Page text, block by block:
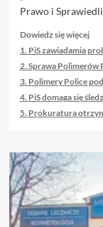
Prawo i
Dowiedz się więcej
o
o
1. PiS zawiadamia
2. Sprawa Polimerów
3. Polimery Police
4. PiS domaga się
5. Prokuratura